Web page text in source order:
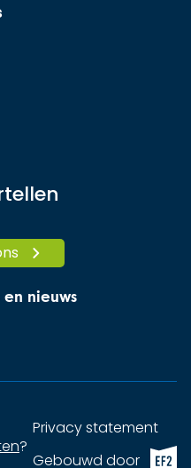
nieuws
?
Privacy statement
Gebouwd doorEF2